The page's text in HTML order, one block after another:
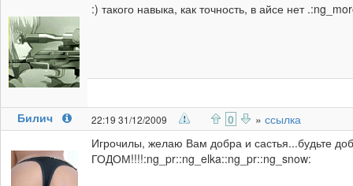
:) такого навыка, как точность, в айсе нет
Билич 22:19 31/12/2009 0 » ссылка
Игрочилы, желаю Вам добра и састья...будьте
ГОДОМ!!!!:ng_pr::ng_elka::ng_pr::ng_snow: